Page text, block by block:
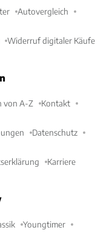
Autovergleich
Widerruf digitaler Käufe
von A-Z Kontakt
Datenschutz
Karriere
Youngtimer